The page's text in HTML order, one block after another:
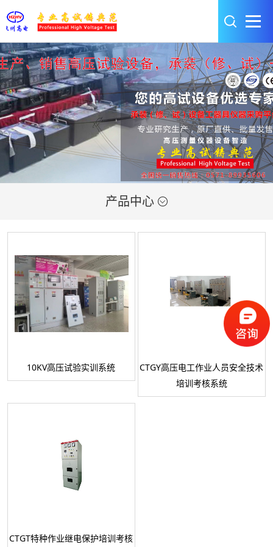
产品中心 
10KV高压试验实训系统
CTGY高压电工作业人员安全技术
培训考核系统
CTGT特种作业继电保护培训考核